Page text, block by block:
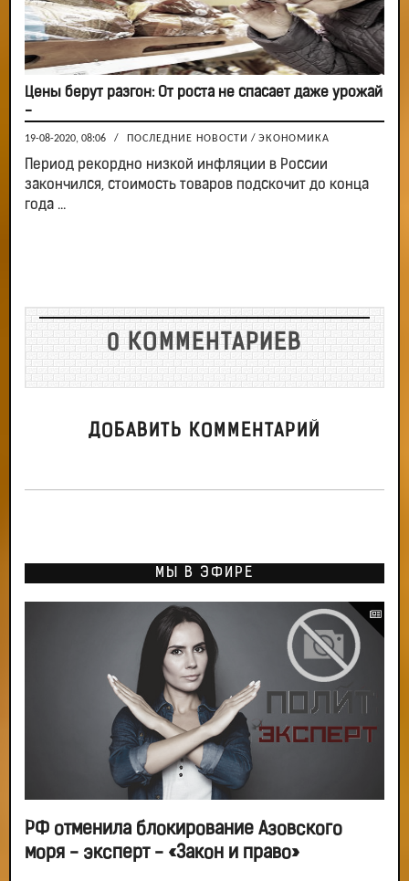
Цены берут разгон: От роста не спасает даже урожай
-
19-08-2020, 08:06 / ПОСЛЕДНИЕ НОВОСТИ / ЭКОНОМИКА
Период рекордно низкой инфляции в России
закончился, стоимость товаров подскочит до конца
года ...
0 КОММЕНТАРИЕВ
ДОБАВИТЬ КОММЕНТАРИЙ
МЫ В ЭФИРЕ
РФ отменила блокирование Азовского
моря - эксперт - «Закон и право»